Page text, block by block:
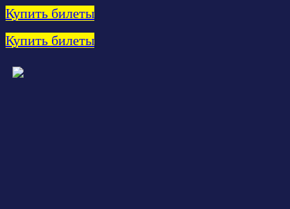
Купить билеты
Купить билеты